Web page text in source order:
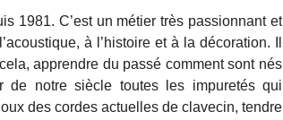
1981. C’est un métier très passionnant et
à l’histoire et à la décoration. Il
apprendre du passé comment sont nés
de notre siècle toutes les impuretés qui
des cordes actuelles de clavecin, tendre